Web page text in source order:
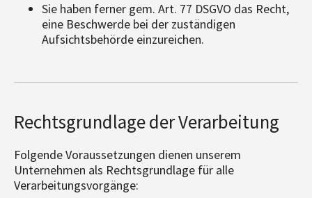
Sie haben ferner gem. Art. 77 DSGVO das Recht,
eine Beschwerde bei der zuständigen
Aufsichtsbehörde einzureichen.
Rechtsgrundlage der Verarbeitung
Folgende Voraussetzungen dienen unserem
Unternehmen als Rechtsgrundlage für alle
Verarbeitungsvorgänge: